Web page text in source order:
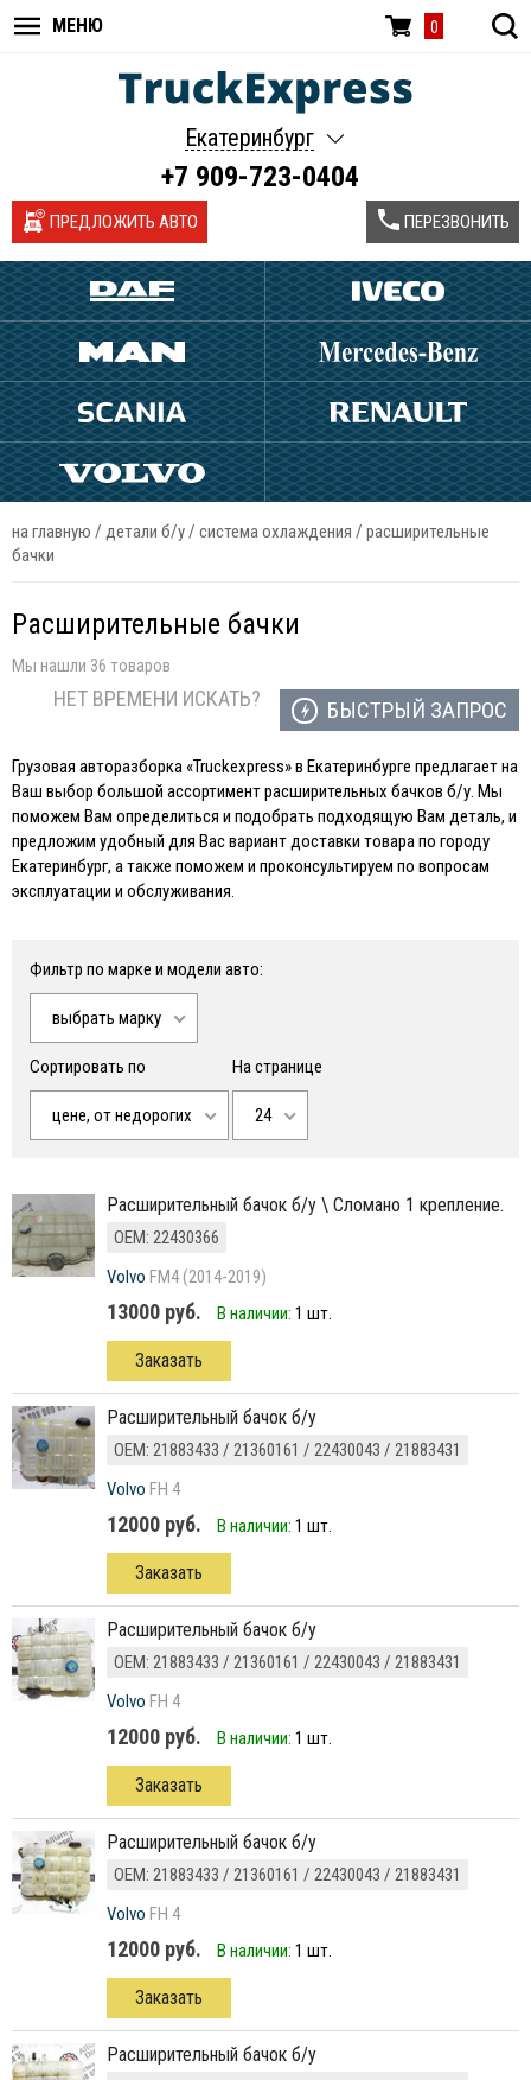
МЕНЮ 0
Екатеринбург
+7 909-723-0404
ПРЕДЛОЖИТЬ АВТО
на главную / детали б/у/ система охлаждения / расширительные
бачки
Расширительные бачки
Мы нашли 36 товаров
НЕТ ВРЕМЕНИ ИСКАТЬ? БЫСТРЫЙ ЗАПРОС
Грузовая авторазборка «Truckexpress» в Екатеринбурге предлагает на
Ваш выбор большой ассортимент расширительных бачков б/у. Мы
поможем Вам определиться и подобрать подходящую Вам деталь, и
предложим удобный для Вас вариант доставки товара по городу
Екатеринбург, а также поможем и проконсультируем по вопросам
эксплуатации и обслуживания.
Фильтр по марке и модели авто:
выбрать марку
Сортировать по
цене, от недорогих
На странице
24
расширительный бачок б/у \ Сломано 1 крепление.
ОЕМ: 22430366
Volvo FM4 (2014-2019)
13000 руб. В наличии: 1 шт.
Заказать
расширительный бачок б/у
ОЕМ: 21883433 / 21360161 / 22430043 / 21883431
Volvo FH 4
12000 руб. В наличии: 1 шт.
Заказать
расширительный бачок б/у
ОЕМ: 21883433 / 21360161 / 22430043 / 21883431
Volvo FH 4
12000 руб. В наличии: 1 шт.
Заказать
расширительный бачок б/у
ОЕМ: 21883433 / 21360161 / 22430043 / 21883431
Volvo FH 4
12000 руб. В наличии: 1 шт.
Заказать
расширительный бачок б/у